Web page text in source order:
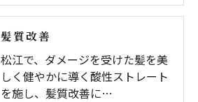
髪質改善
松江で、ダメージを受けた髪を美
しく健やかに導く酸性ストレート
を施し、髪質改善に…